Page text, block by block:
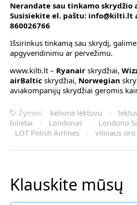
Nerandate sau tinkamo skrydžio
Susisiekite el. paštu: info@kilti.lt
860026766
Išsirinkus tinkamą sau skrydį,
apgyvendinimu ar pervežimu.
www.kilti.lt – Ryanair skrydžiai,
airBaltic skrydžiai, Norwegian
aviakompanijų skrydžiai geromis
Žymės: kelionė lėktuvu ·
bilietai
· Londonas · Londono
LOT Polish Airlines
· vilniaus oro
Klauskite mūsų